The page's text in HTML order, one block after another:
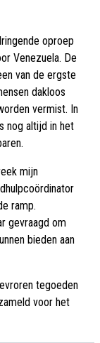
oproep
Venezuela. De
van de ergste
dakloos
vermist. In
nog altijd in het
mijn
ramp.
gevraagd om
bieden aan
tegoeden
voor het